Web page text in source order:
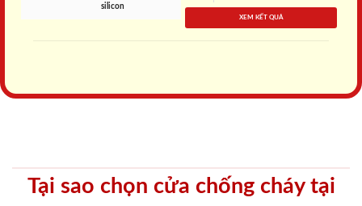
silicon
XEM KẾT QUẢ
Tại sao chọn cửa chống cháy tại